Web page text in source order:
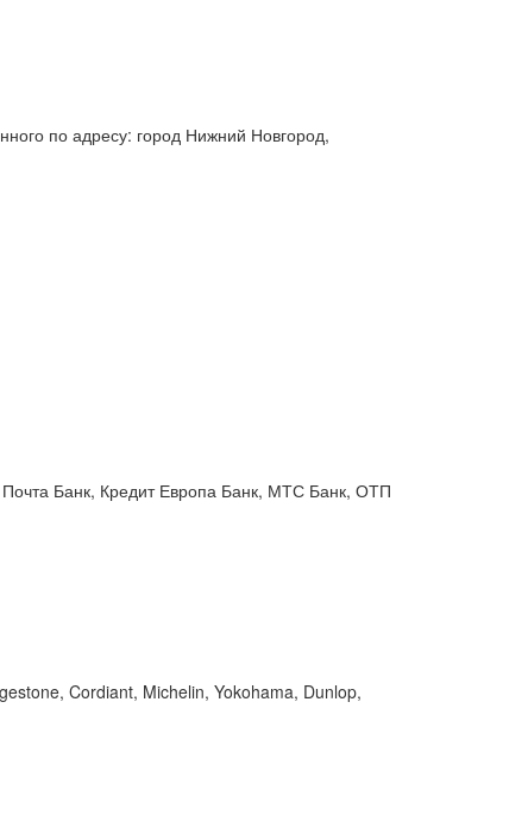
по адресу: город Нижний Новгород,
Банк, Кредит Европа Банк, МТС Банк, ОТП
Cordiant, Michelin, Yokohama, Dunlop,